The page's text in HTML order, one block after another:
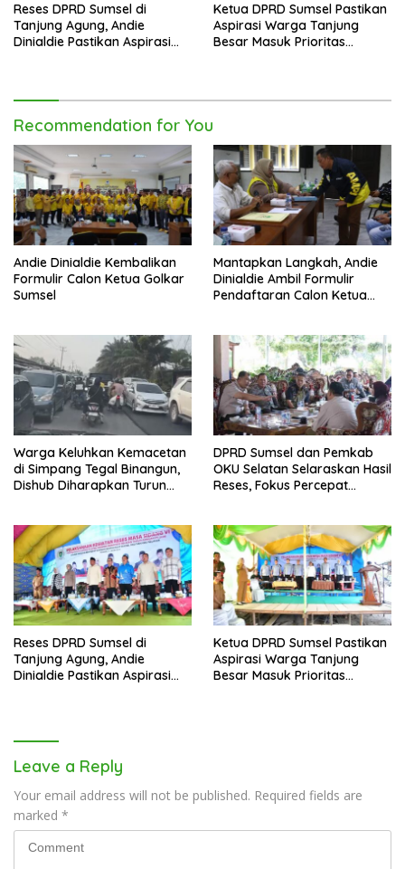
Reses DPRD Sumsel di
Tanjung Agung, Andie
Dinialdie Pastikan Aspirasi
Ketua DPRD Sumsel Pastikan
Aspirasi Warga Tanjung
Besar Masuk Prioritas
Recommendation for You
Andie Dinialdie Kembalikan
Formulir Calon Ketua Golkar
Sumsel
Mantapkan Langkah, Andie
Dinialdie Ambil Formulir
Pendaftaran Calon Ketua
Warga Keluhkan Kemacetan
di Simpang Tegal Binangun,
Dishub Diharapkan Turun
DPRD Sumsel dan Pemkab
OKU Selatan Selaraskan Hasil
Reses, Fokus Percepat
Reses DPRD Sumsel di
Tanjung Agung, Andie
Dinialdie Pastikan Aspirasi
Ketua DPRD Sumsel Pastikan
Aspirasi Warga Tanjung
Besar Masuk Prioritas
Leave a Reply
Your email address will not be published. Required fields are
marked *